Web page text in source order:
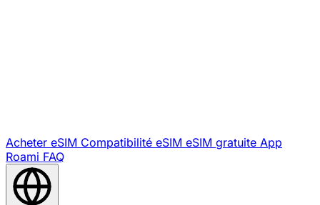
Acheter eSIM Compatibilité eSIM eSIM gratuite App
Roami FAQ